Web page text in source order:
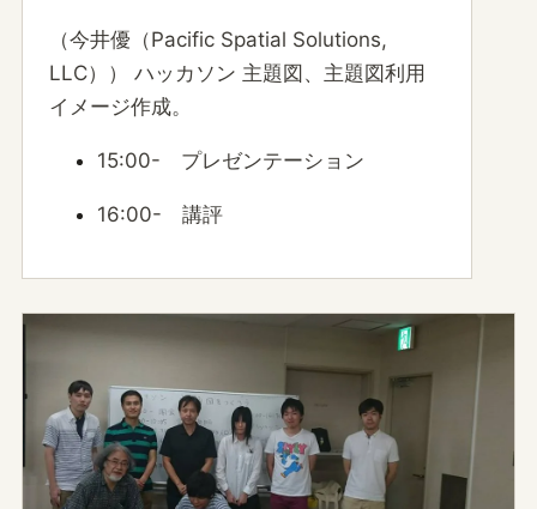
（今井優（Pacific Spatial Solutions,
LLC）） ハッカソン 主題図、主題図利用
イメージ作成。
15:00- プレゼンテーション
16:00- 講評